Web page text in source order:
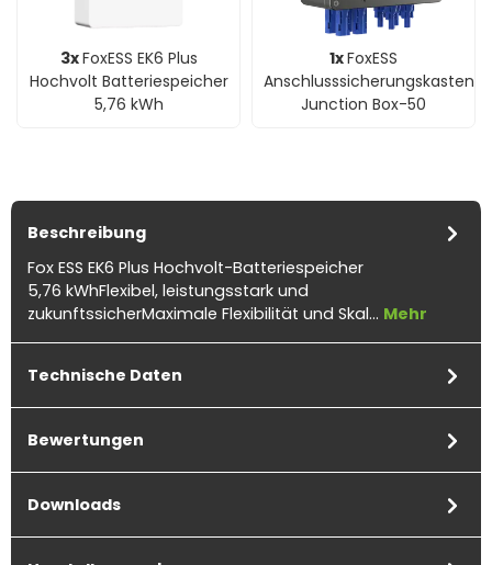
3xFoxESS EK6 Plus
Hochvolt Batteriespeicher
5,76 kWh
1xFoxESS
Anschlusssicherungskasten
Junction Box-50
Beschreibung
Fox ESS EK6 Plus Hochvolt-Batteriespeicher
5,76 kWhFlexibel, leistungsstark und
zukunftssicherMaximale Flexibilität und Skal… Mehr
Technische Daten
Bewertungen
Downloads